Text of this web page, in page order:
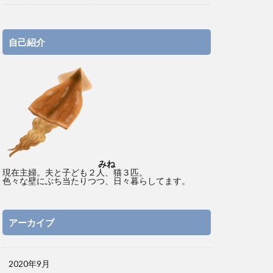
自己紹介
みね
現在主婦。夫と子ども２人、猫３匹。
色々な壁にぶち当たりつつ、日々暮らしてます。
アーカイブ
2020年9月